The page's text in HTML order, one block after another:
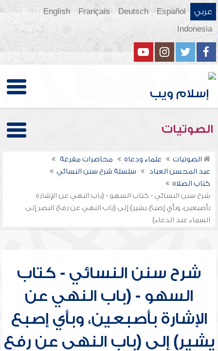
عربي Español
Deutsch
Français
English
Indonesia
الصوتيات
الصوتيات علماء ودعاة
محاضرات مفرغة
عبد المحسن العباد
سلسلة شرح سنن النسائي
كتاب الصلاة
شرح سنن النسائي - كتاب السهو - (باب النهي عن الإشارة
بأصبعين، وبأي إصبع يشير) إلى (باب النهي عن رفع البصر إلى
السماء عند الدعاء)
شرح سنن النسائي - كتاب
السهو - (باب النهي عن
الإشارة بأصبعين، وبأي إصبع
يشير) إلى (باب النهي عن رفع